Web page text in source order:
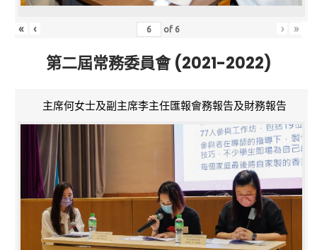
« ‹ of 6 › »
第二屆常務委員會 (2021-2022)
主席何女士及副主席李主任匯報會務報告及財務報告